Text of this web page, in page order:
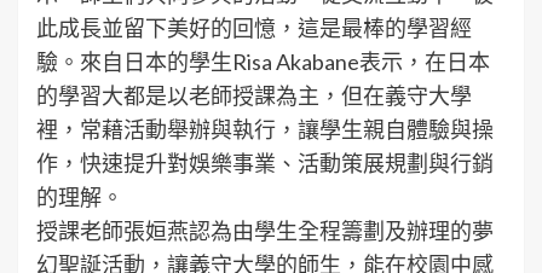
此成長並留下美好的回憶，這是最棒的學習經
驗。來自日本的學生Risa Akabane表示，在日本
的學習大都是以老師授課為主，但在義守大學
裡，常藉活動舉辦與執行，讓學生親自體驗與操
作，快速提升對娛樂事業、活動策展規劃與行銷
的理解。
授課老師張姮燕認為由學生全程籌劃及辦理的夢
幻聖誕活動，讓義守大學的師生，能在校園中感